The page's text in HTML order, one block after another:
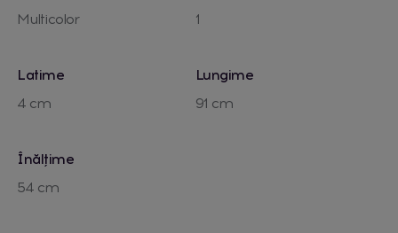
Multicolor
1
Latime
4 cm
Lungime
91 cm
Înălțime
54 cm